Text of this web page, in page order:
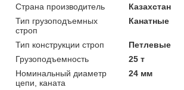
Страна производитель
Казахстан
Тип грузоподъемных
строп
Канатные
Тип конструкции строп
Петлевые
Грузоподъемность
25 т
Номинальный диаметр
цепи, каната
24 мм